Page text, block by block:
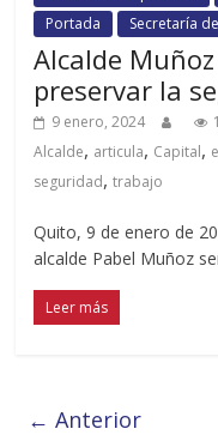
Portada
Secretaría
Alcalde
preservar la
9 enero, 2024
Alcalde, articula, Capital,
seguridad,trabajo
Quito, 9 de enero de
alcalde Pabel Muñoz
Leer más
← Anterior